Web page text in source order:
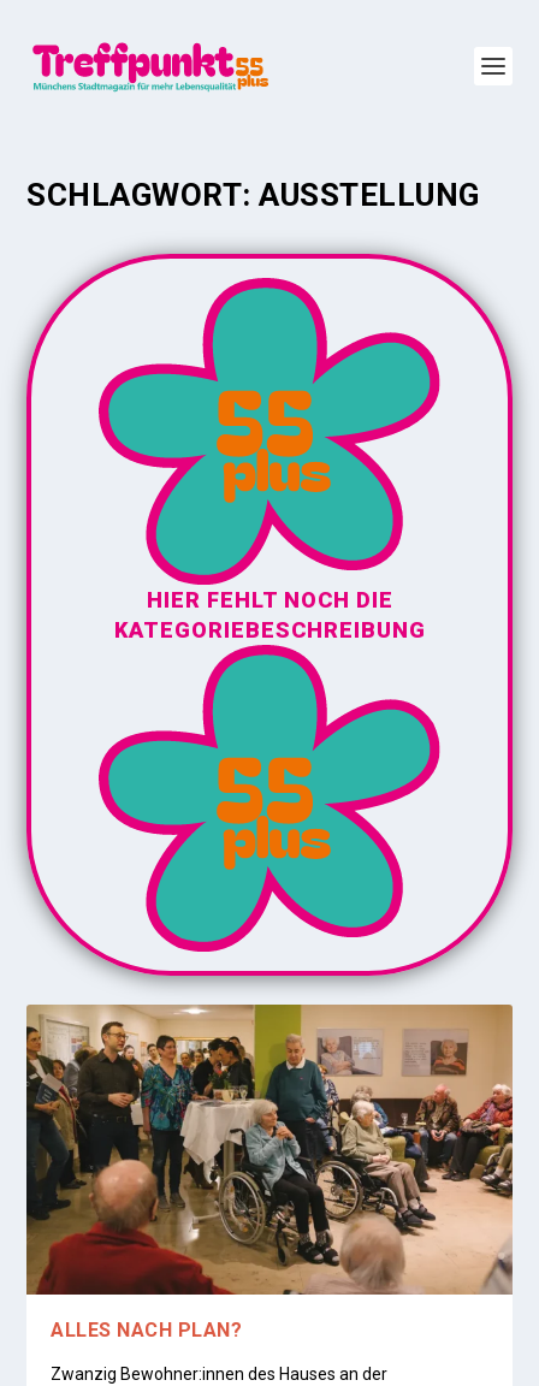
SCHLAGWORT:AUSSTELLUNG
HIER FEHLT NOCH DIE
KATEGORIEBESCHREIBUNG
ALLES NACH PLAN?
Zwanzig Bewohner:innen des Hauses an der